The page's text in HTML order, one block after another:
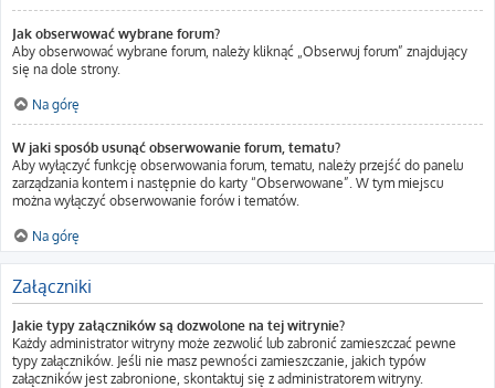
Jak obserwować wybrane forum?
Aby obserwować wybrane forum, należy kliknąć „Obserwuj forum” znajdujący
się na dole strony.
Na górę
W jaki sposób usunąć obserwowanie forum, tematu?
Aby wyłączyć funkcję obserwowania forum, tematu, należy przejść do panelu
zarządzania kontem i następnie do karty “Obserwowane”. W tym miejscu
można wyłączyć obserwowanie forów i tematów.
Na górę
Załączniki
Jakie typy załączników są dozwolone na tej witrynie?
Każdy administrator witryny może zezwolić lub zabronić zamieszczać pewne
typy załączników. Jeśli nie masz pewności zamieszczanie, jakich typów
załączników jest zabronione, skontaktuj się z administratorem witryny.